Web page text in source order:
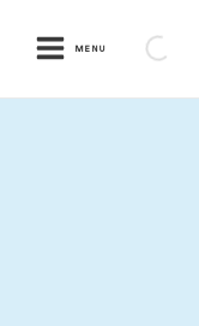
MENU